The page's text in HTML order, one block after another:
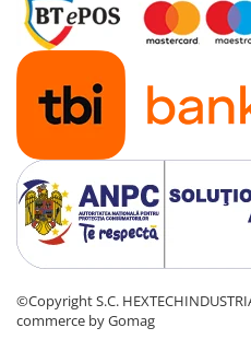
©Copyright S.C.
commerce by Gomag